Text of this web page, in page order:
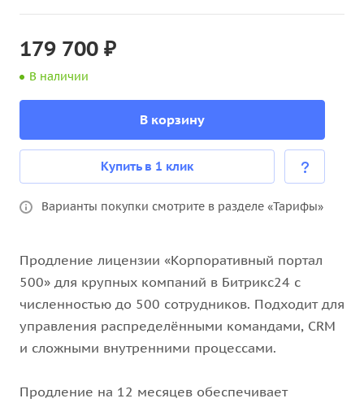
179 700 ₽
В наличии
В корзину
Купить в 1 клик
Варианты покупки смотрите в разделе «Тарифы»
Продление лицензии «Корпоративный портал
500» для крупных компаний в Битрикс24 с
численностью до 500 сотрудников. Подходит для
управления распределёнными командами, CRM
и сложными внутренними процессами.
Продление на 12 месяцев обеспечивает